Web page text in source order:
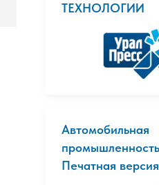
ТЕХНОЛОГИИ
Автомобильная
Печатная версия